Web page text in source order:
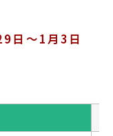
日～1月3日